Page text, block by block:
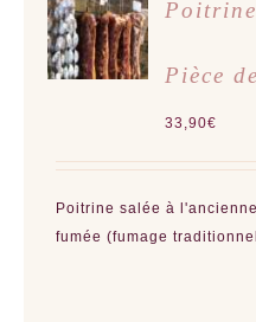
AU
PANIER
/
DÉTAILS
Pièce
33,90€
Poitrine salée à
fumée (fumage